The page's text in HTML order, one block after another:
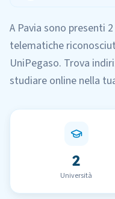
A Pavia sono presenti 2
telematiche
UniPegaso. Trova
studiare online nella
2
Università